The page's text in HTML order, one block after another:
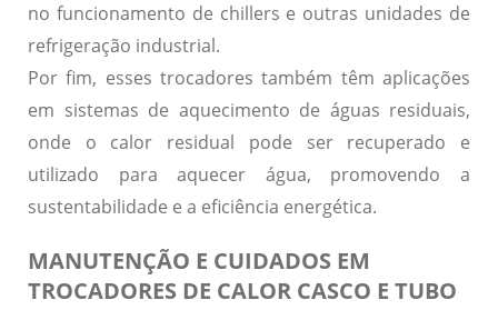
no funcionamento de chillers e outras unidades de
refrigeração industrial.
Por fim, esses trocadores também têm aplicações
em sistemas de aquecimento de águas residuais,
onde o calor residual pode ser recuperado e
utilizado para aquecer água, promovendo a
sustentabilidade e a eficiência energética.
MANUTENÇÃO E CUIDADOS EM
TROCADORES DE CALOR CASCO E TUBO